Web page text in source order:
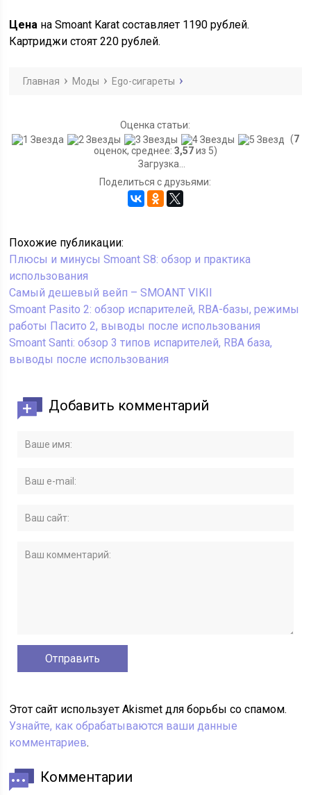
Цена на Smoant Karat составляет 1190 рублей.
Картриджи стоят 220 рублей.
Главная Моды Ego-сигареты
Оценка статьи:
(7
оценок, среднее: 3,57из 5)
Загрузка...
Поделиться с друзьями:
Похожие публикации:
Плюсы и минусы Smoant S8: обзор и практика
использования
Самый дешевый вейп – SMOANT VIKII
Smoant Pasito 2: обзор испарителей, RBA-базы, режимы
работы Пасито 2, выводы после использования
Smoant Santi: обзор 3 типов испарителей, RBA база,
выводы после использования
Добавить комментарий
Этот сайт использует Akismet для борьбы со спамом.
Узнайте, как обрабатываются ваши данные
комментариев.
Комментарии